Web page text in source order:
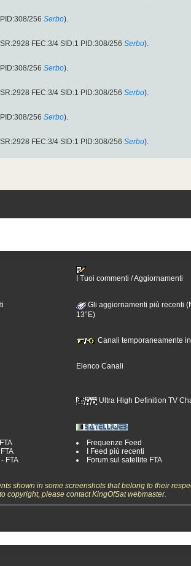
256 Serbo).
FEC:3/4 SID:1 PID:308/256 Serbo).
256 Serbo).
FEC:3/4 SID:1 PID:308/256 Serbo).
256 Serbo).
FEC:3/4 SID:1 PID:308/256 Serbo).
I Tuoi commenti / Aggiornamenti
Gli aggiornamenti più recenti
13°E)
Canali temporaneamente
Elenco Canali
Ultra High Definition TV
FTA
Frequenze Feed
I Feed più recenti
Forum sul satellite FTA
shown in some screenshots that belong to their
copyright, please contact KingOfSat webmaster.